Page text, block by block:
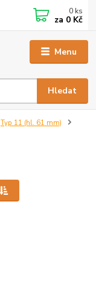
Menu
Hledat
0 ks
za 0 Kč
Typ 11 (hl. 61 mm)